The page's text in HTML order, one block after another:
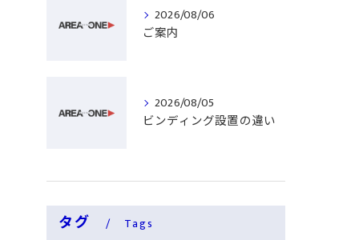
2026/08/06
ご案内
2026/08/05
ビンディング設置の違い
タグ Tags